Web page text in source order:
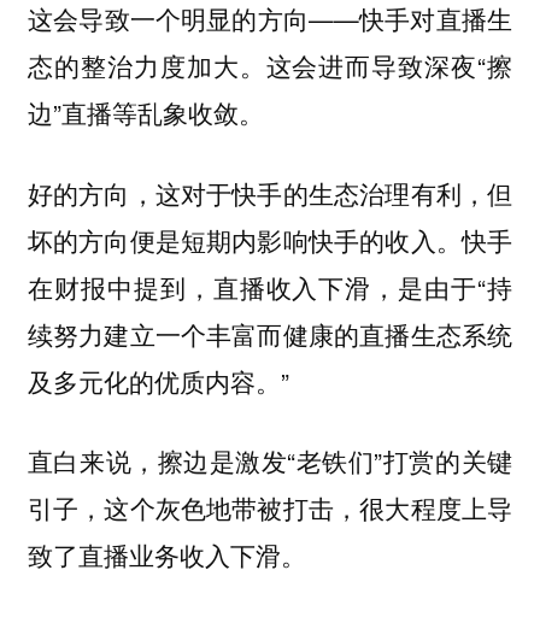
这会导致一个明显的方向——快手对直播生
态的整治力度加大。这会进而导致深夜“擦
边”直播等乱象收敛。
好的方向，这对于快手的生态治理有利，但
坏的方向便是短期内影响快手的收入。快手
在财报中提到，直播收入下滑，是由于“持
续努力建立一个丰富而健康的直播生态系统
及多元化的优质内容。”
直白来说，擦边是激发“老铁们”打赏的关键
引子，这个灰色地带被打击，很大程度上导
致了直播业务收入下滑。